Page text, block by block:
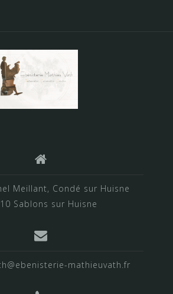
Meillant, Condé sur Huisne
Sablons sur Huisne
mathieuvath.fr